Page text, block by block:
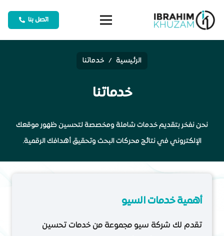
اتصل بنا
الرئيسية / خدماتنا
خدماتنا
نحن نفخر بتقديم خدمات شاملة ومخصصة لتحسين ظهور موقعك
الإلكتروني في نتائج محركات البحث وتحقيق أهدافك الرقمية.
أهمية خدمات السيو
تقدم لك شركة سيو مجموعة من خدمات تحسين